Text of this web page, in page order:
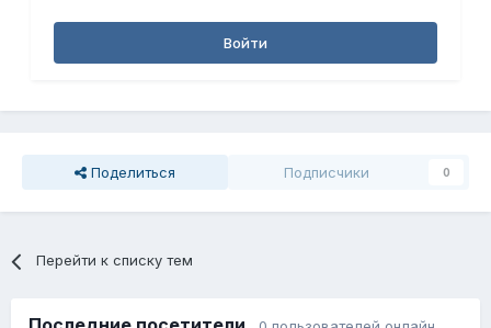
Войти
Поделиться Подписчики 0
Перейти к списку тем